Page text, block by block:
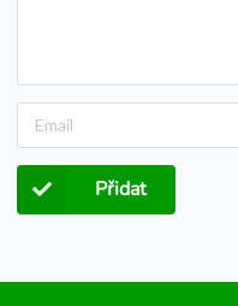
Přidat